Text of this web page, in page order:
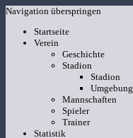
Navigation überspringen
Startseite
Verein
Geschichte
Stadion
Stadion
Umgebung
Mannschaften
Spieler
Trainer
Statistik